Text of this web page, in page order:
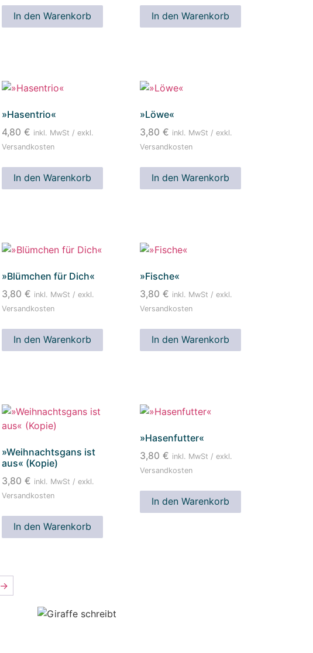
In den Warenkorb In den Warenkorb
»Hasentrio«
4,80 € inkl. MwSt / exkl.
Versandkosten
In den Warenkorb
»Löwe«
3,80€ inkl. MwSt / exkl.
Versandkosten
In den Warenkorb
»Blümchen für Dich«
3,80 € inkl. MwSt / exkl.
Versandkosten
In den Warenkorb
»Fische«
3,80€ inkl. MwSt / exkl.
Versandkosten
In den Warenkorb
»Weihnachtsgans ist
aus« (Kopie)
3,80 € inkl. MwSt / exkl.
Versandkosten
In den Warenkorb
»Hasenfutter«
3,80€ inkl. MwSt / exkl.
Versandkosten
In den Warenkorb
→